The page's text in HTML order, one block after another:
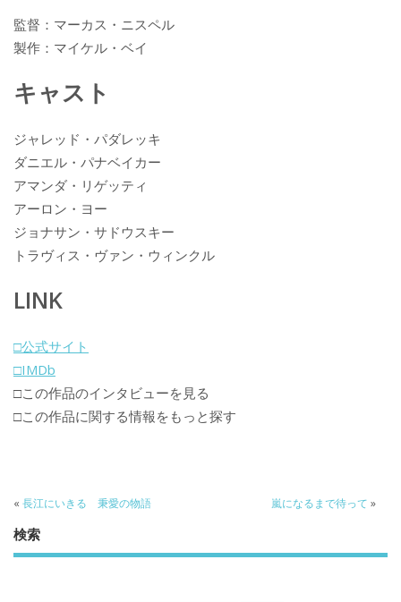
監督：マーカス・ニスペル
製作：マイケル・ベイ
キャスト
ジャレッド・パダレッキ
ダニエル・パナベイカー
アマンダ・リゲッティ
アーロン・ヨー
ジョナサン・サドウスキー
トラヴィス・ヴァン・ウィンクル
LINK
□公式サイト
□IMDb
□この作品のインタビューを見る
□この作品に関する情報をもっと探す
« 長江にいきる 秉愛の物語 嵐になるまで待って »
検索